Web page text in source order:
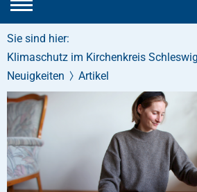
Sie sind hier:
Klimaschutz im Kirchenkreis
Neuigkeiten
Artikel